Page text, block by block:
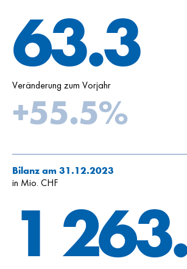
63.3
Veränderung zum Vorjahr
+55.5%
Bilanz am 31.12.2023
in Mio. CHF
1